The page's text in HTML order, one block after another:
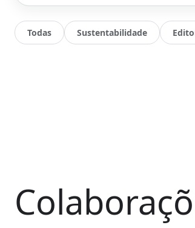
Todas Sustentabilidade